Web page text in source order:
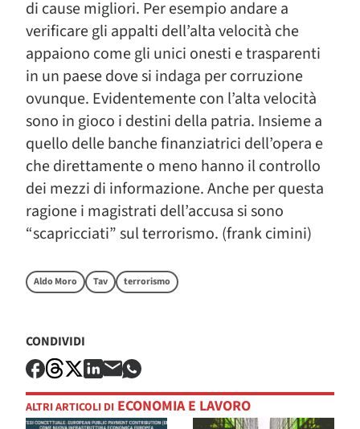
di cause migliori. Per esempio andare a
verificare gli appalti dell’alta velocità che
appaiono come gli unici onesti e trasparenti
in un paese dove si indaga per corruzione
ovunque. Evidentemente con l’alta velocità
sono in gioco i destini della patria. Insieme a
quello delle banche finanziatrici dell’opera e
che direttamente o meno hanno il controllo
dei mezzi di informazione. Anche per questa
ragione i magistrati dell’accusa si sono
“scapricciati” sul terrorismo. (frank cimini)
Aldo Moro Tav terrorismo
CONDIVIDI
ALTRI ARTICOLI DI ECONOMIA E LAVORO